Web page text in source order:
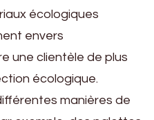
écologiques
envers
une clientèle de plus
écologique.
manières de